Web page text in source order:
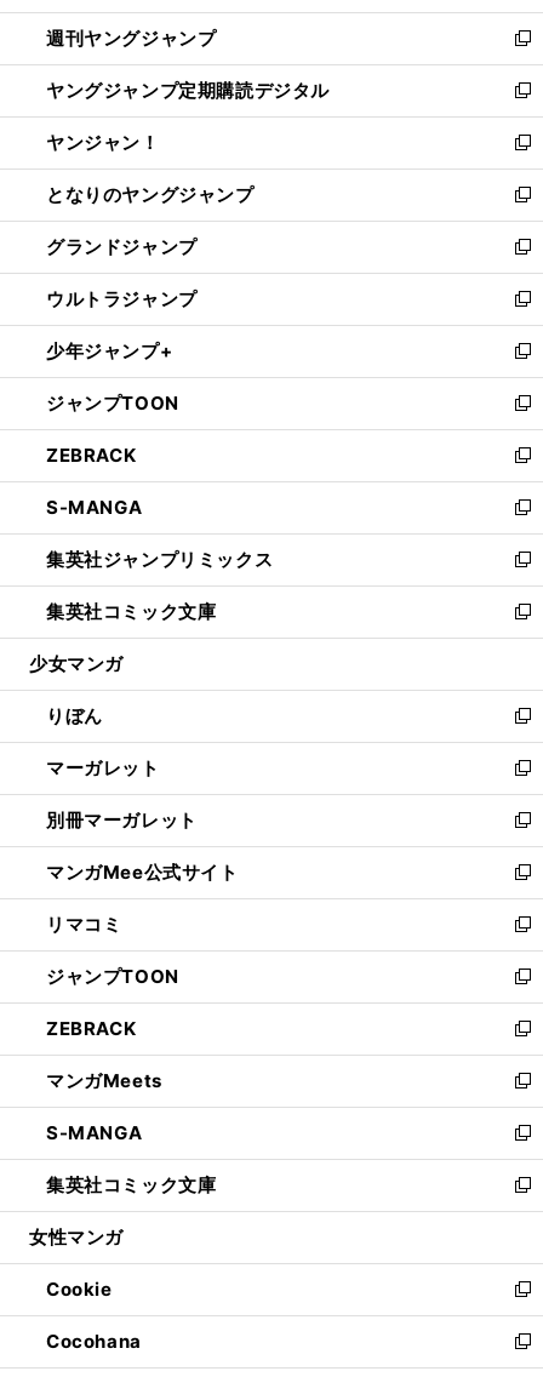
開
く
ウ
で
開
く
ン
ド
ウ
で
開
く
ウ
ィ
ン
ド
ウ
で
開
く
週刊ヤングジャンプ
新
し
い
ウ
ィ
ン
ド
ウ
で
開
く
ヤングジャンプ定期購読デジタル
新
し
い
ウ
ィ
ン
ド
ウ
で
開
く
ヤンジャン！
新
し
い
ウ
ィ
ン
ド
ウ
で
開
く
となりのヤングジャンプ
新
し
い
ウ
ィ
ン
ド
ウ
で
開
く
グランドジャンプ
新
し
い
ウ
ィ
ン
ド
ウ
で
開
く
ウルトラジャンプ
新
し
い
ウ
ィ
ン
ド
ウ
で
開
く
少年ジャンプ+
新
し
い
ウ
ィ
ン
ド
ウ
で
開
く
ジャンプTOON
新
し
い
ウ
ィ
ン
ド
ウ
で
開
ZEBRACK
新
し
い
ウ
ィ
ン
ド
ウ
開
く
S-MANGA
新
し
い
ウ
ィ
ン
ウ
で
開
く
集英社ジャンプリミックス
新
し
い
ウ
ン
ド
ウ
で
開
く
集英社コミック文庫
新
し
ウ
ィ
ン
ド
ウ
で
開
く
少女マンガ
りぼん
新
し
い
ウ
ィ
ン
ド
ウ
で
開
く
マーガレット
新
し
い
ウ
ィ
ン
ド
ウ
で
開
く
別冊マーガレット
新
し
い
ウ
ィ
ン
ド
ウ
で
開
く
マンガMee公式サイト
新
し
い
ウ
ィ
ン
ド
ウ
で
開
く
リマコミ
新
し
い
ウ
ィ
ン
ド
ウ
で
開
く
ジャンプTOON
新
し
い
ウ
ィ
ン
ド
ウ
で
開
ZEBRACK
新
し
い
ウ
ィ
ン
ド
ウ
開
く
マンガMeets
新
し
い
ウ
ィ
ン
ウ
で
開
く
S-MANGA
新
し
い
ウ
ン
ド
ウ
で
開
集英社コミック文庫
新
し
ウ
ィ
ン
ド
ウ
女性マンガ
Cookie
新
し
い
ウ
Cocohana
新
し